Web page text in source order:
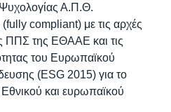
Α.Π.Θ.
compliant) με τις αρχές
ΠΠΣ της ΕΘΑΑΕ και τις
του Ευρωπαϊκού
(ESG 2015) για το
και ευρωπαϊκού